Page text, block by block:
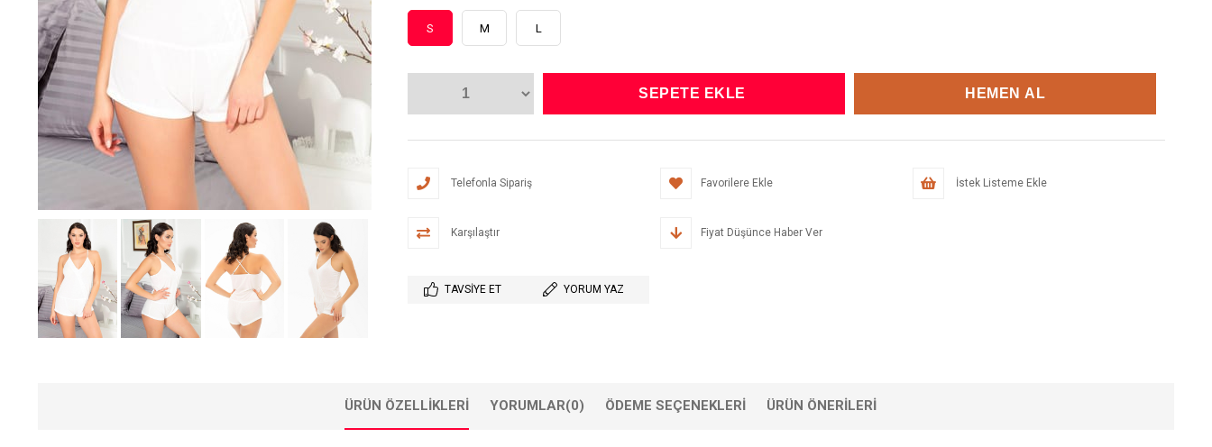
S M L
Telefonla Sipariş Favorilere Ekle İstek Listeme Ekle
Karşılaştır Fiyat Düşünce Haber Ver
TAVSIYE ET YORUM YAZ
ÜRÜN ÖZELLIKLERI YORUMLAR(0) ÖDEME SEÇENEKLERI ÜRÜN ÖNERILERI